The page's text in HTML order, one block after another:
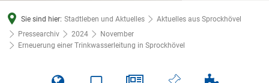
Sie sind hier: Stadtleben und Aktuelles
Aktuelles aus Sprockhövel
Pressearchiv
2024
November
Erneuerung einer Trinkwasserleitung in Sprockhövel